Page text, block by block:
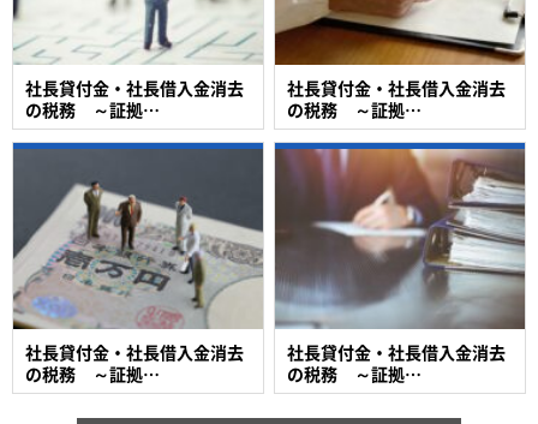
社長貸付金・社長借入金消去
の税務 ～証拠…
社長貸付金・社長借入金消去
の税務 ～証拠…
社長貸付金・社長借入金消去
の税務 ～証拠…
社長貸付金・社長借入金消去
の税務 ～証拠…